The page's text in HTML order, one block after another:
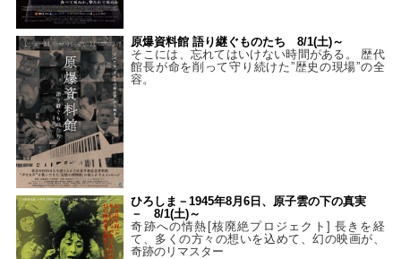
原爆資料館 語り継ぐものたち 8/1(土)～
そこには、忘れてはいけない時間がある。 歴代
館長が命を削って守り続けた”歴史の現場”の全
容。
ひろしま－1945年8月6日、原子雲の下の真実
－ 8/1(土)～
奇跡への情熱[核廃絶プロジェクト] 長きを経
て、多くの方々の想いを込めて、幻の映画が、
奇跡のリマスター